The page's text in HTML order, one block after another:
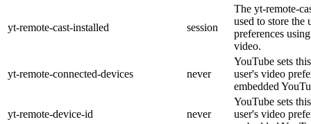
yt-remote-cast-installed session
The yt-remote-
used to store the
preferences
video.
yt-remote-connected-devices never
YouTube sets
user's video
embedded
yt-remote-device-id never
YouTube sets
user's video